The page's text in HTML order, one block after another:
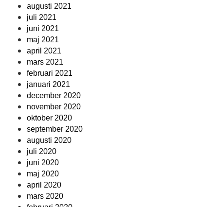
augusti 2021
juli 2021
juni 2021
maj 2021
april 2021
mars 2021
februari 2021
januari 2021
december 2020
november 2020
oktober 2020
september 2020
augusti 2020
juli 2020
juni 2020
maj 2020
april 2020
mars 2020